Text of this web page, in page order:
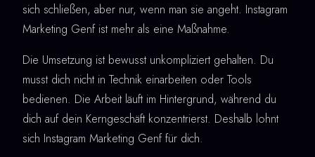
sich schließen, aber nur, wenn man sie angeht. Instagram
Marketing Genf ist mehr als eine Maßnahme.
Die Umsetzung ist bewusst unkompliziert gehalten. Du
musst dich nicht in Technik einarbeiten oder Tools
bedienen. Die Arbeit läuft im Hintergrund, während du
dich auf dein Kerngeschäft konzentrierst. Deshalb lohnt
sich Instagram Marketing Genf für dich.